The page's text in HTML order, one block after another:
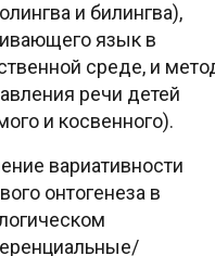
и билингва),
язык в
среде, и
речи детей
и косвенного).
вариативности
онтогенеза в